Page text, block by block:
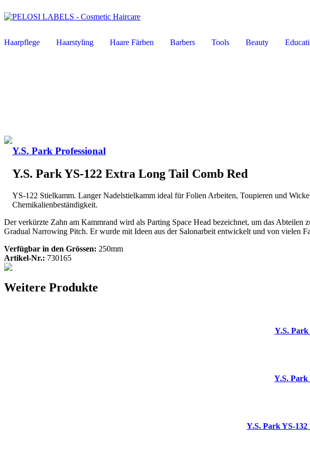
Haarpflege Haarstyling Haare Färben Barbers Tools Beauty
Y.S. Park Professional
Y.S. Park YS-122 Extra Long Tail Comb Red
YS-122 Stielkamm. Langer Nadelstielkamm ideal für Folien Arbeiten, Toupieren und
Chemikalienbeständigkeit.
Der verkürzte Zahn am Kammrand wird als Parting Space Head bezeichnet, um das
Gradual Narrowing Pitch. Er wurde mit Ideen aus der Salonarbeit entwickelt und von vielen
Verfügbar in den Grössen: 250mm
Artikel-Nr.: 730165
Weitere Produkte
Y.S. Park
Y.S. Park
Y.S. Park YS-